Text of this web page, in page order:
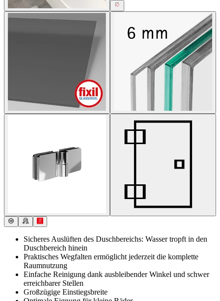
Sicheres Auslüften des Duschbereichs: Wasser tropft in den
Duschbereich hinein
Praktisches Wegfalten ermöglicht jederzeit die komplette
Raumnutzung
Einfache Reinigung dank ausbleibender Winkel und schwer
erreichbarer Stellen
Großzügige Einstiegsbreite